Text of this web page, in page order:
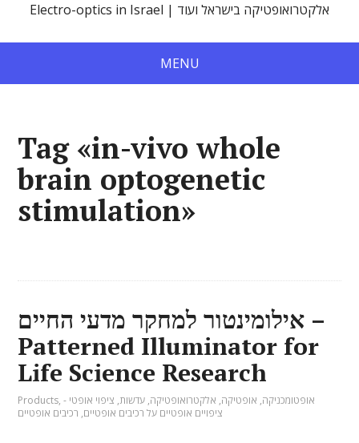
Electro-optics in Israel | אלקטרואופטיקה בישראל ועוד
MENU
Tag «in-vivo whole
brain optogenetic
stimulation»
אילומינטור למחקר מדעי החיים –
Patterned Illuminator for
Life Science Research
Products, אופטומכניקה, אופטיקה, אלקטרואופטיקה, עדשות, ציפוי אופטי -
ציפויים אופטיים על רכיבים אופטיים, רכיבים אופטיים